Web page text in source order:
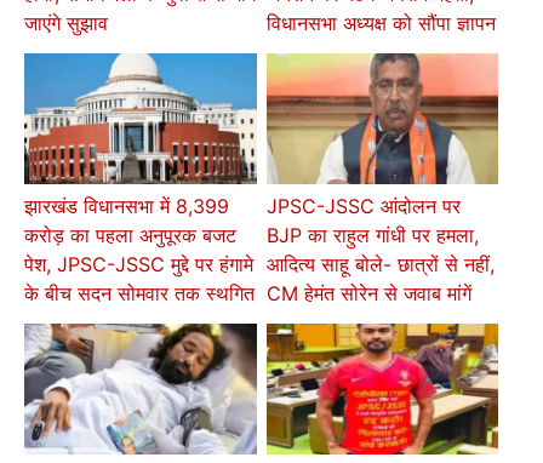
जाएंगे सुझाव
विधानसभा अध्यक्ष को सौंपा ज्ञापन
झारखंड विधानसभा में 8,399
करोड़ का पहला अनुपूरक बजट
पेश, JPSC-JSSC मुद्दे पर हंगामे
के बीच सदन सोमवार तक स्थगित
JPSC-JSSC आंदोलन पर
BJP का राहुल गांधी पर हमला,
आदित्य साहू बोले- छात्रों से नहीं,
CM हेमंत सोरेन से जवाब मांगें